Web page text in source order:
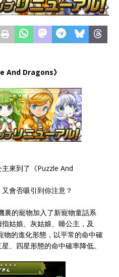
And Dragons》
來到了《Puzzle And
會否吸引到你注意？
裏的寵物加入了新寵物童話系
姑娘、灰姑娘、睡公主，及
物的進化形態，以平常的命中確
、四星形態的命中確率降低。